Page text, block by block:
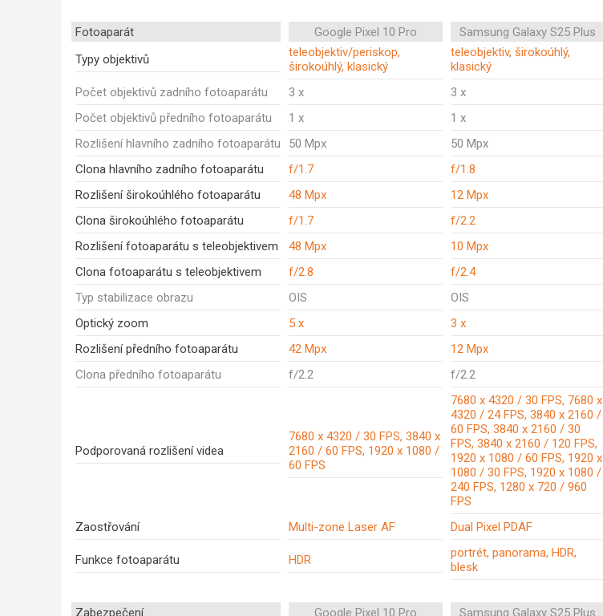
Fotoaparát Google Pixel 10 Pro Samsung Galaxy S25 Plus
Typy objektivů
teleobjektiv/periskop,
širokoúhlý, klasický
teleobjektiv, širokoúhlý,
klasický
Počet objektivů zadního fotoaparátu
3 x 3 x
Počet objektivů předního fotoaparátu
1 x 1 x
Rozlišení hlavního zadního fotoaparátu
50 Mpx 50 Mpx
Clona hlavního zadního fotoaparátu
f/1.7 f/1.8
Rozlišení širokoúhlého fotoaparátu
48 Mpx 12 Mpx
Clona širokoúhlého fotoaparátu
f/1.7 f/2.2
Rozlišení fotoaparátu s teleobjektivem
48 Mpx 10 Mpx
Clona fotoaparátu s teleobjektivem
f/2.8 f/2.4
Typ stabilizace obrazu
OIS OIS
Optický zoom
5 x 3 x
Rozlišení předního fotoaparátu
42 Mpx 12 Mpx
Clona předního fotoaparátu
f/2.2 f/2.2
Podporovaná rozlišení videa
7680 x 4320 / 30 FPS, 3840 x
2160 / 60 FPS, 1920 x 1080 /
60 FPS
7680 x 4320 / 30 FPS, 7680 x
4320 / 24 FPS, 3840 x 2160 /
60 FPS, 3840 x 2160 / 30
FPS, 3840 x 2160 / 120 FPS,
1920 x 1080 / 60 FPS, 1920 x
1080 / 30 FPS, 1920 x 1080 /
240 FPS, 1280 x 720 / 960
FPS
Zaostřování
Multi-zone Laser AF Dual Pixel PDAF
Funkce fotoaparátu HDR
portrét, panorama, HDR,
blesk
Zabezpečení Google Pixel 10 Pro Samsung Galaxy S25 Plus